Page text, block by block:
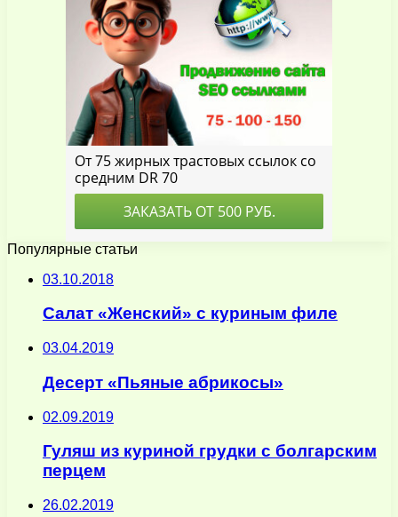
Популярные статьи
03.10.2018
Салат «Женский» с куриным филе
03.04.2019
Десерт «Пьяные абрикосы»
02.09.2019
Гуляш из куриной грудки с болгарским
перцем
26.02.2019